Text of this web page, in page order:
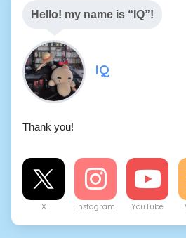
Hello! my name is “IQ”!
IQ
Thank you!
X Instagram YouTube